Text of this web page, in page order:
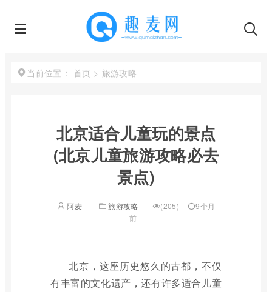
当前位置： 首页 > 旅游攻略
北京适合儿童玩的景点
(北京儿童旅游攻略必去
景点)
阿麦 旅游攻略 (205)
9个月
前
北京，这座历史悠久的古都，不仅
有丰富的文化遗产，还有许多适合儿童